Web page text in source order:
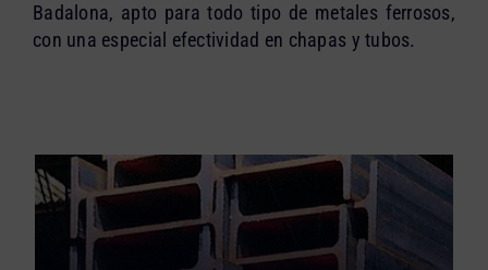
Badalona, apto para todo tipo de metales ferrosos,
con una especial efectividad en chapas y tubos.